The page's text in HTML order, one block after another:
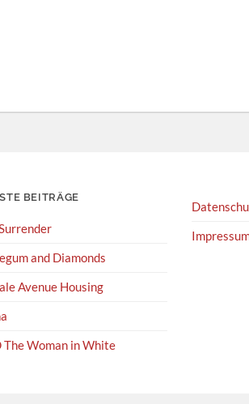
BEITRÄGE
and Diamonds
Avenue Housing
The Woman in White